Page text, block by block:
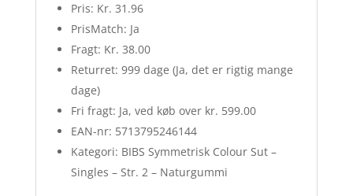
Pris: Kr. 31.96
PrisMatch: Ja
Fragt: Kr. 38.00
Returret: 999 dage (Ja, det er rigtig mange
dage)
Fri fragt: Ja, ved køb over kr. 599.00
EAN-nr: 5713795246144
Kategori: BIBS Symmetrisk Colour Sut –
Singles – Str. 2 – Naturgummi